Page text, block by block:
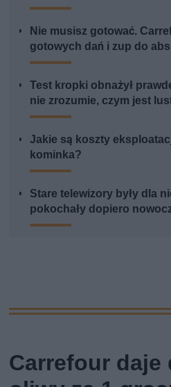
Nie musisz gotować.
gotowych dań i zup do
Test kropki obnażył
nie zrozumie, czym jest
Jakie są koszty
kominka?
Stare telewizory były dla
pokochały dopiero
Carrefour